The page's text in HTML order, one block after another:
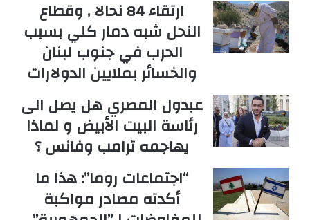
ارتقاء 84 نحالا , وقطاع
النحل شبه دمار كلي بسبب
الحرب في جنوب لبنان
والخسائر بملايين الدولارات
عبدول المصري هل يصل الى
رئاسة البيت الأبيض و لماذا
يهاجمه ترامب وفانس ؟
“اجتماعات روما”: هذا ما
أكدته مصادر مواكبة